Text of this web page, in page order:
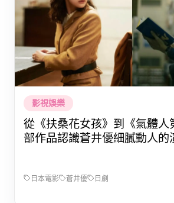
影視娛樂
從《扶桑花女孩》到《氣體人
部作品認識蒼井優細膩動人的
日本電影 蒼井優 日劇